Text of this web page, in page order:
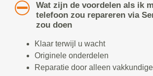
Wat zijn de voordelen als ik
telefoon zou repareren via
zou doen
Klaar terwijl u wacht
Originele onderdelen
Reparatie door alleen